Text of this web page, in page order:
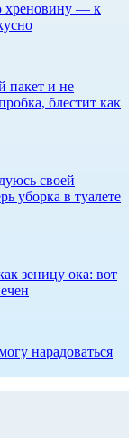
хреновину — к
пакет и не
блестит как
своей
уборка в туалете
зеницу ока: вот
нарадоваться